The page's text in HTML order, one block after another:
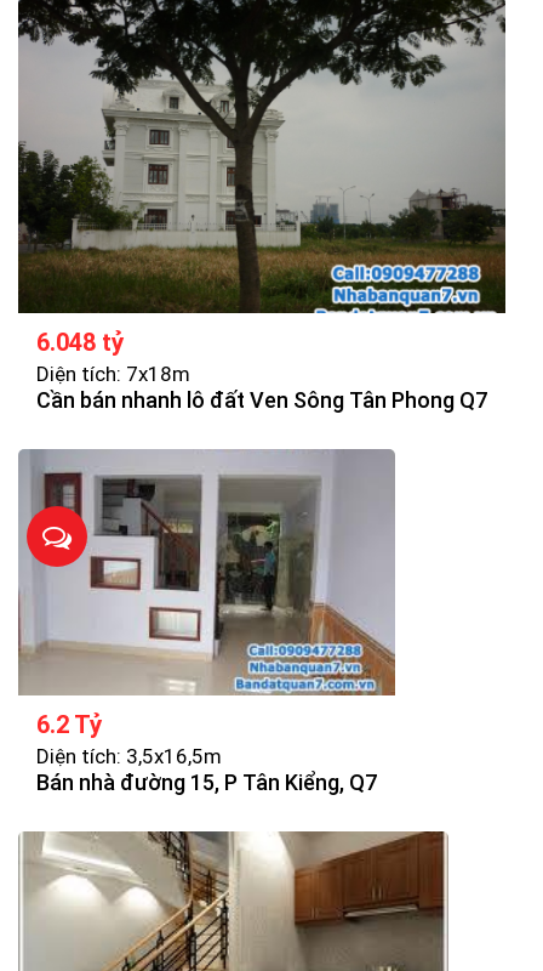
6.048 tỷ
Diện tích: 7x18m
Cần bán nhanh lô đất Ven Sông Tân Phong Q7
6.2 Tỷ
Diện tích: 3,5x16,5m
Bán nhà đường 15, P Tân Kiểng, Q7